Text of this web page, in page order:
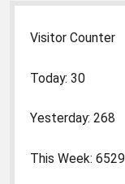
Visitor Counter
Today: 30
Yesterday: 268
This Week: 6529